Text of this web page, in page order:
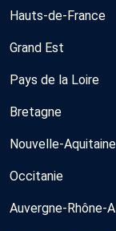
Hauts-de-France
Grand Est
Pays de la Loire
Bretagne
Nouvelle-Aquitaine
Occitanie
Auvergne-Rhône-